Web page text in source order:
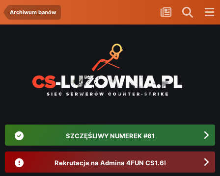
Archiwum banów
SZCZĘŚLIWY NUMEREK #61
Rekrutacja na Admina 4FUN CS1.6!